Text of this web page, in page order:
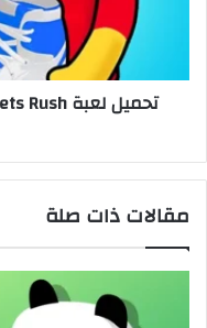
مقالات ذات صلة